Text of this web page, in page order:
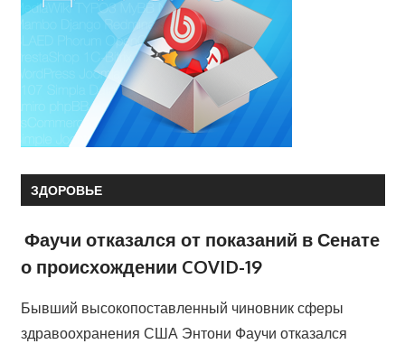
ЗДОРОВЬЕ
Фаучи отказался от показаний в Сенате
о происхождении COVID-19
Бывший высокопоставленный чиновник сферы
здравоохранения США Энтони Фаучи отказался